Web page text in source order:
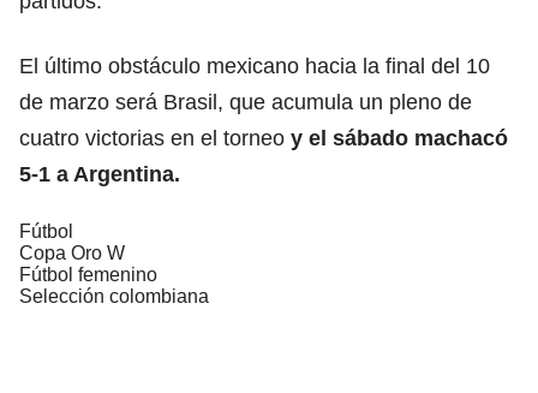
El último obstáculo mexicano hacia la final del 10
de marzo será Brasil, que acumula un pleno de
cuatro victorias en el torneo y el sábado machacó
5-1 a Argentina.
Fútbol
Copa Oro W
Fútbol femenino
Selección colombiana